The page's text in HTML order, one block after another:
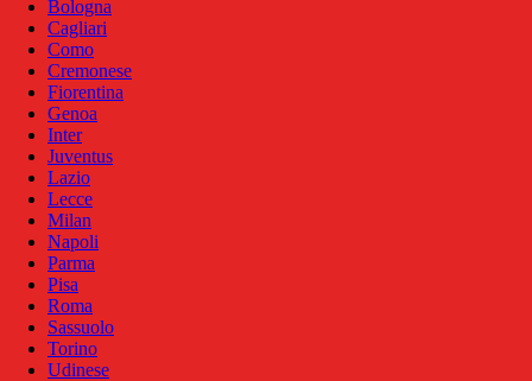
Bologna
Cagliari
Como
Cremonese
Fiorentina
Genoa
Inter
Juventus
Lazio
Lecce
Milan
Napoli
Parma
Pisa
Roma
Sassuolo
Torino
Udinese